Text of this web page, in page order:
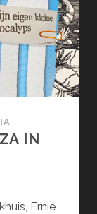
IN
Ernie